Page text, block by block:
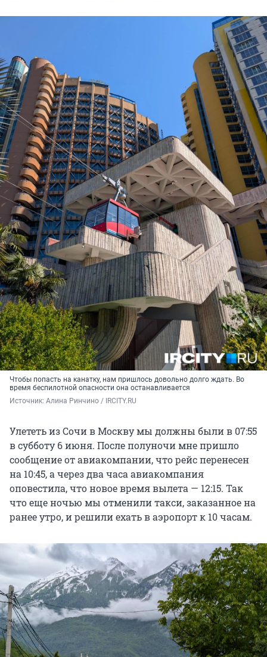
Чтобы попасть на канатку, нам пришлось довольно долго ждать. Во
время беспилотной опасности она останавливается
Источник: Алина Ринчино / IRCITY.RU
Улететь из Сочи в Москву мы должны были в 07:55
в субботу 6 июня. После полуночи мне пришло
сообщение от авиакомпании, что рейс перенесен
на 10:45, а через два часа авиакомпания
оповестила, что новое время вылета — 12:15. Так
что еще ночью мы отменили такси, заказанное на
ранее утро, и решили ехать в аэропорт к 10 часам.